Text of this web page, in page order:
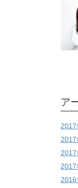
ア
2017
2017
2017
2017
2016